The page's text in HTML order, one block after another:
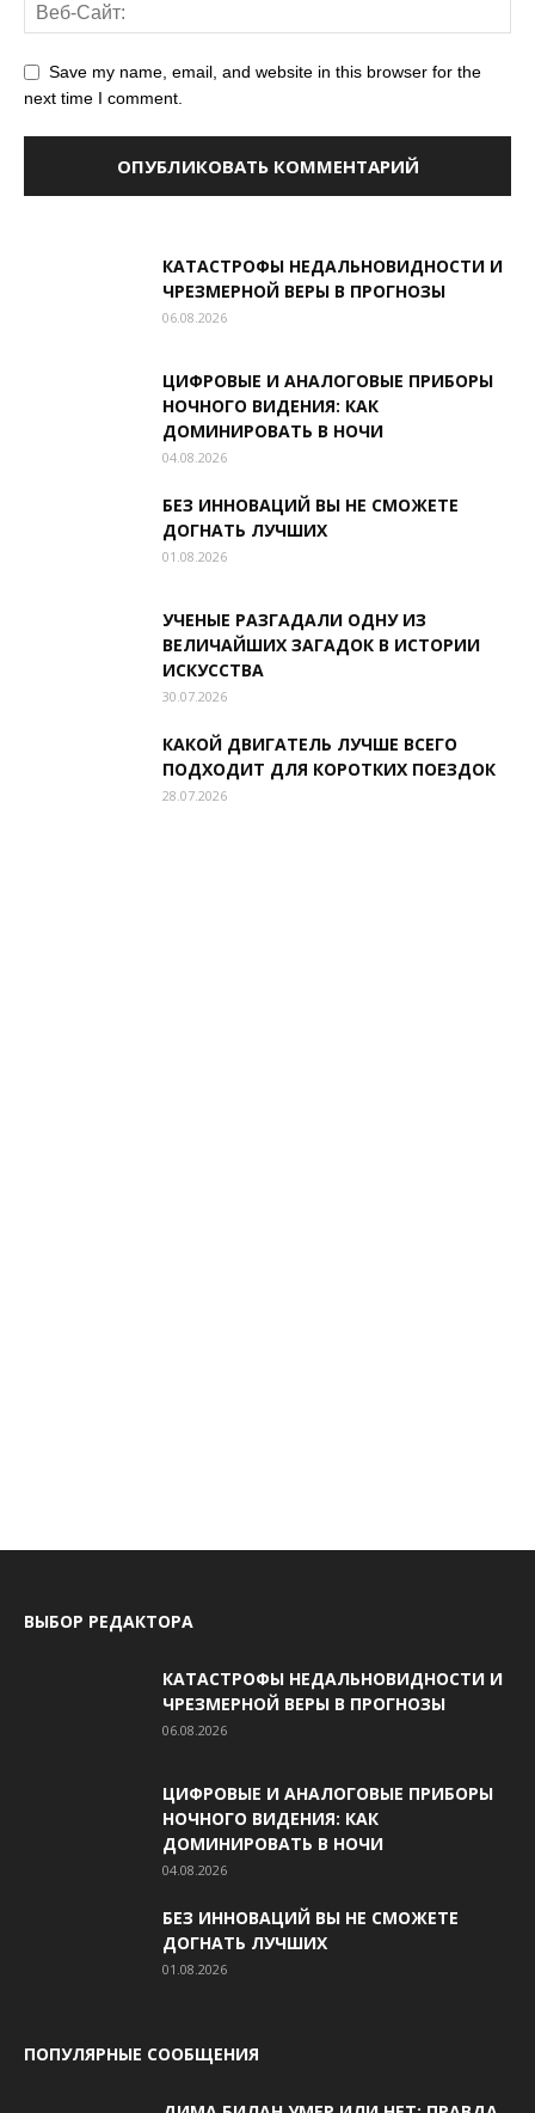
Save my name, email, and website in this browser for the
next time I comment.
КАТАСТРОФЫ НЕДАЛЬНОВИДНОСТИ И
ЧРЕЗМЕРНОЙ ВЕРЫ В ПРОГНОЗЫ
06.08.2026
ЦИФРОВЫЕ И АНАЛОГОВЫЕ ПРИБОРЫ
НОЧНОГО ВИДЕНИЯ: КАК
ДОМИНИРОВАТЬ В НОЧИ
04.08.2026
БЕЗ ИННОВАЦИЙ ВЫ НЕ СМОЖЕТЕ
ДОГНАТЬ ЛУЧШИХ
01.08.2026
УЧЕНЫЕ РАЗГАДАЛИ ОДНУ ИЗ
ВЕЛИЧАЙШИХ ЗАГАДОК В ИСТОРИИ
ИСКУССТВА
30.07.2026
КАКОЙ ДВИГАТЕЛЬ ЛУЧШЕ ВСЕГО
ПОДХОДИТ ДЛЯ КОРОТКИХ ПОЕЗДОК
28.07.2026
ВЫБОР РЕДАКТОРА
КАТАСТРОФЫ НЕДАЛЬНОВИДНОСТИ И
ЧРЕЗМЕРНОЙ ВЕРЫ В ПРОГНОЗЫ
06.08.2026
ЦИФРОВЫЕ И АНАЛОГОВЫЕ ПРИБОРЫ
НОЧНОГО ВИДЕНИЯ: КАК
ДОМИНИРОВАТЬ В НОЧИ
04.08.2026
БЕЗ ИННОВАЦИЙ ВЫ НЕ СМОЖЕТЕ
ДОГНАТЬ ЛУЧШИХ
01.08.2026
ПОПУЛЯРНЫЕ СООБЩЕНИЯ